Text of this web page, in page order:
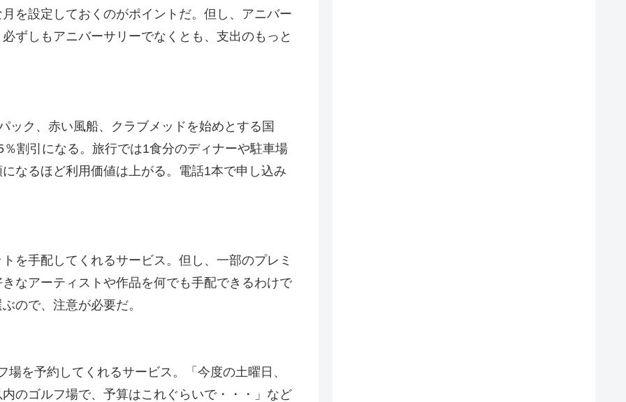
を設定しておくのがポイントだ。但し、アニバー
ずしもアニバーサリーでなくとも、支出のもっと
ック、赤い風船、クラブメッドを始めとする国
割引になる。旅行では1食分のディナーや駐車場
なるほど利用価値は上がる。電話1本で申し込み
を手配してくれるサービス。但し、一部のプレミ
なアーティストや作品を何でも手配できるわけで
ので、注意が必要だ。
を予約してくれるサービス。「今度の土曜日、
のゴルフ場で、予算はこれぐらいで・・・」など